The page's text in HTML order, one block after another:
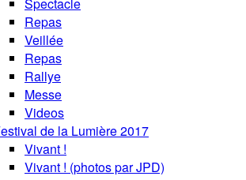
Spectacle
Repas
Veillée
Repas
Rallye
Messe
Videos
de la Lumière 2017
Vivant !
Vivant ! (photos par JPD)